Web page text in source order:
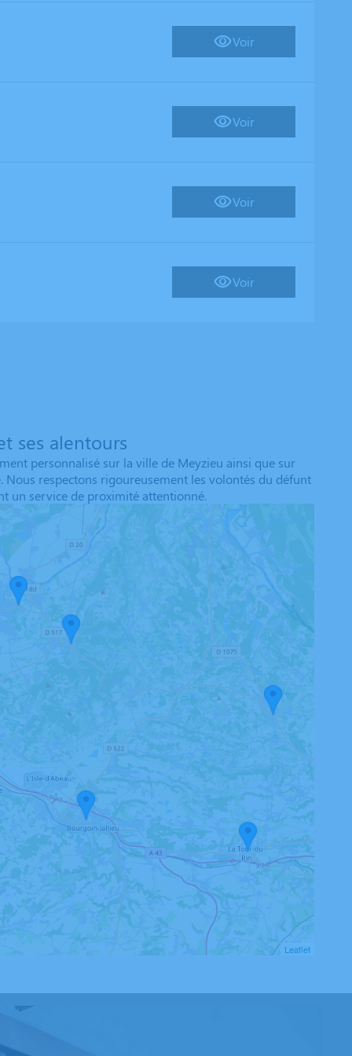
Voir
Voir
Voir
Voir
ses alentours
personnalisé sur la ville de Meyzieu ainsi que sur
respectons rigoureusement les volontés du défunt
un service de proximité attentionné.
Leaflet